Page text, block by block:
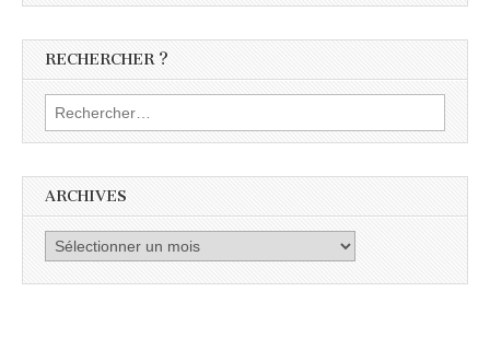
RECHERCHER ?
Rechercher :
ARCHIVES
Archives